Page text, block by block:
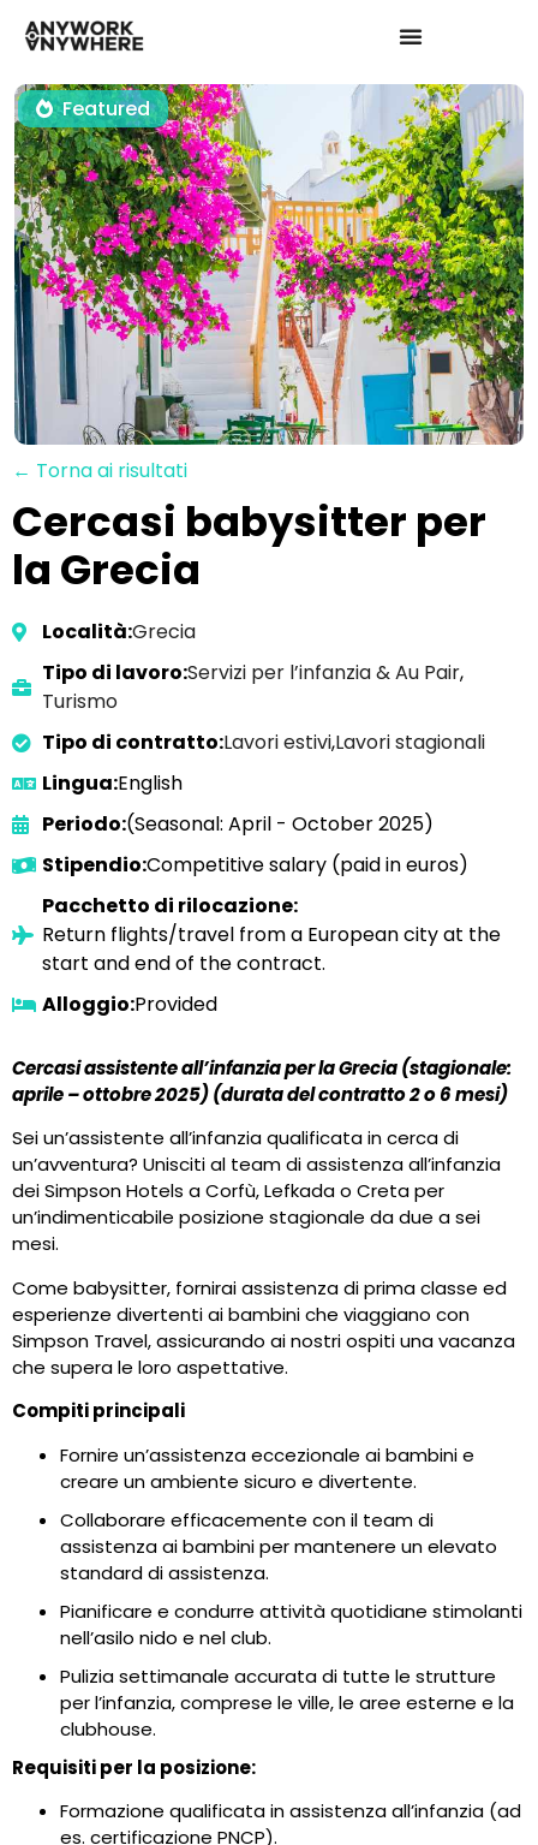
Featured
← Torna ai risultati
Cercasi babysitter per
la Grecia
Località:Grecia
Tipo di lavoro:Servizi per l’infanzia & Au Pair,
Turismo
Tipo di contratto:Lavori estivi,Lavori stagionali
Lingua:English
Periodo:(Seasonal: April - October 2025)
Stipendio:Competitive salary (paid in euros)
Pacchetto di rilocazione:
Return flights/travel from a European city at the
start and end of the contract.
Alloggio:Provided
Cercasi assistente all’infanzia per la Grecia (stagionale:
aprile – ottobre 2025) (durata del contratto 2 o 6 mesi)
Sei un’assistente all’infanzia qualificata in cerca di
un’avventura? Unisciti al team di assistenza all’infanzia
dei Simpson Hotels a Corfù, Lefkada o Creta per
un’indimenticabile posizione stagionale da due a sei
mesi.
Come babysitter, fornirai assistenza di prima classe ed
esperienze divertenti ai bambini che viaggiano con
Simpson Travel, assicurando ai nostri ospiti una vacanza
che supera le loro aspettative.
Compiti principali
Fornire un’assistenza eccezionale ai bambini e
creare un ambiente sicuro e divertente.
Collaborare efficacemente con il team di
assistenza ai bambini per mantenere un elevato
standard di assistenza.
Pianificare e condurre attività quotidiane stimolanti
nell’asilo nido e nel club.
Pulizia settimanale accurata di tutte le strutture
per l’infanzia, comprese le ville, le aree esterne e la
clubhouse.
Requisiti per la posizione:
Formazione qualificata in assistenza all’infanzia (ad
es. certificazione PNCP).